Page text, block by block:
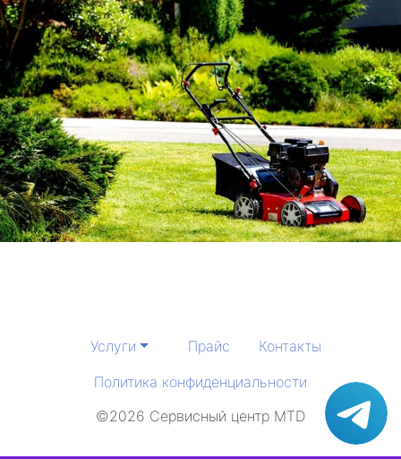
метро Черкизовская
метро Таганская
метро Тургеневская
метро Тимирязевская
метро Технопарк
метро Щелковская
метро Улица академика Янгеля
метро Царицыно
Услуги Прайс
Контакты
Политика конфиденциальности
©2026 Сервисный центр MTD